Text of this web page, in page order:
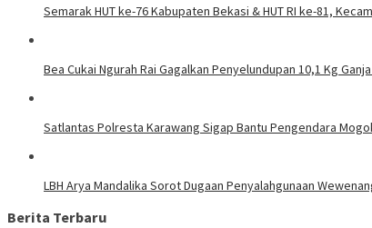
Semarak HUT ke-76 Kabupaten Bekasi & HUT RI ke-81,
Bea Cukai Ngurah Rai Gagalkan Penyelundupan 10,1 Kg
Satlantas Polresta Karawang Sigap Bantu Pengendara
LBH Arya Mandalika Sorot Dugaan Penyalahgunaan
Berita Terbaru